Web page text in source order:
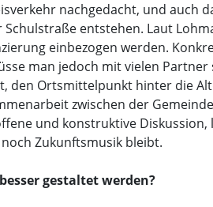
nachgedacht, und auch
entstehen. Laut
einbezogen werden.
man jedoch mit vielen
den Ortsmittelpunkt hinter die
zwischen der
und konstruktive
Zukunftsmusik bleibt.
gestaltet werden?